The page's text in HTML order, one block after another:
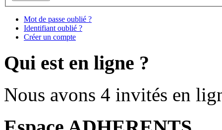
Mot de passe oublié ?
Identifiant oublié ?
Créer un compte
Qui est en ligne ?
Nous avons 4 invités en